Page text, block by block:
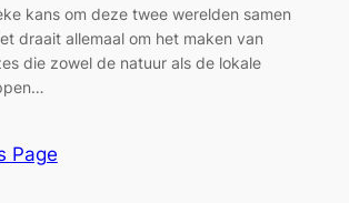
kans om deze twee werelden samen
draait allemaal om het maken van
die zowel de natuur als de lokale
Page